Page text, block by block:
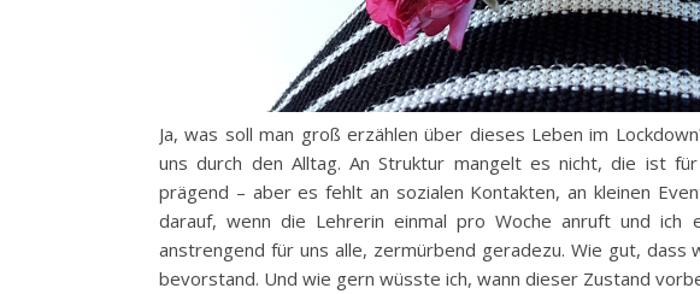
Ja, was soll man groß erzählen über dieses Leben im
uns durch den Alltag. An Struktur mangelt es nicht, die ist
prägend – aber es fehlt an sozialen Kontakten, an kleinen
darauf, wenn die Lehrerin einmal pro Woche anruft und
anstrengend für uns alle, zermürbend geradezu. Wie gut, dass
bevorstand. Und wie gern wüsste ich, wann dieser Zustand